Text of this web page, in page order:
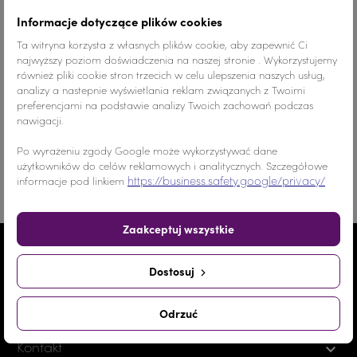
Adres e-mail podany przy zamówieniu
Odstąp od umowy tutaj
Przed zakupami
Po zakupach 
Kontakt 
Informacje dotyczące plików cookies
Ta witryna korzysta z własnych plików cookie, aby zapewnić Ci
najwyższy poziom doświadczenia na naszej stronie . Wykorzystujemy
również pliki cookie stron trzecich w celu ulepszenia naszych usług,
analizy a nastepnie wyświetlania reklam związanych z Twoimi
preferencjami na podstawie analizy Twoich zachowań podczas
nawigacji.
Po wyrażeniu zgody Google może wykorzystywać dane
użytkowników do celów reklamowych i analitycznych. Szczegółowe
informacje pod linkiem https://business.safety.google/privacy/
Odrzuć
Dostosuj
Zaakceptuj wszystkie